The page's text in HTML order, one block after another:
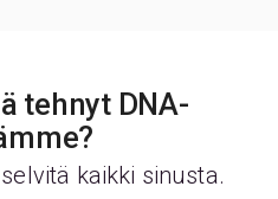
tehnyt DNA-
kaikki sinusta.